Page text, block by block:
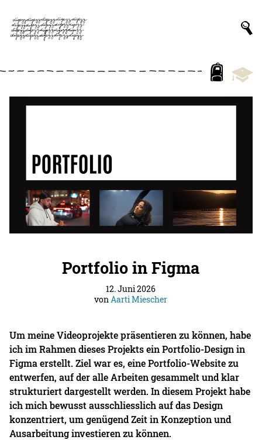
Portfolio in Figma
12. Juni 2026
vonAarti Miescher
Um meine Videoprojekte präsentieren zu können, habe
ich im Rahmen dieses Projekts ein Portfolio-Design in
Figma erstellt. Ziel war es, eine Portfolio-Website zu
entwerfen, auf der alle Arbeiten gesammelt und klar
strukturiert dargestellt werden. In diesem Projekt habe
ich mich bewusst ausschliesslich auf das Design
konzentriert, um genügend Zeit in Konzeption und
Ausarbeitung investieren zu können.